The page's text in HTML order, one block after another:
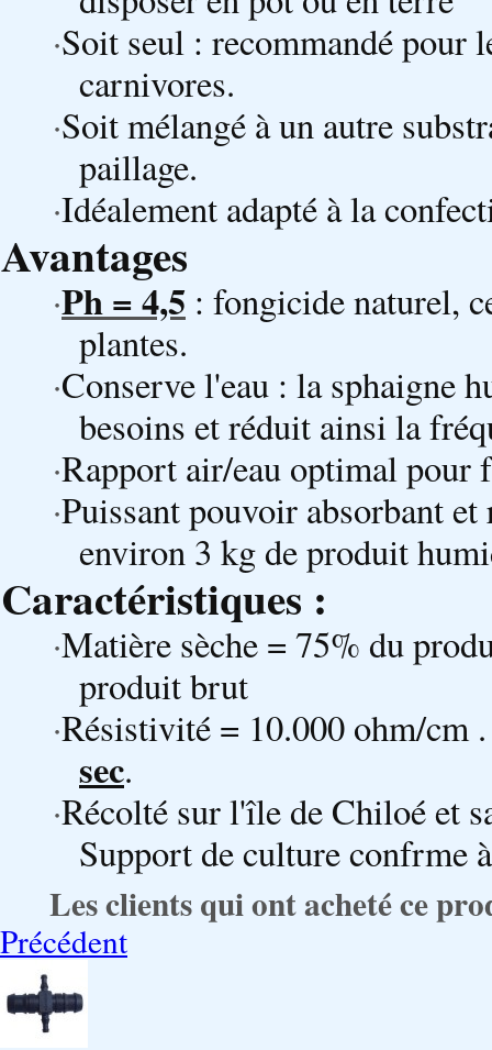
·Soit seul : recommandé pour
carnivores.
·Soit mélangé à un autre
paillage.
·Idéalement adapté à la
Avantages
·Ph = 4,5 : fongicide naturel,
plantes.
·Conserve l'eau : la sphaigne
besoins et réduit ainsi la
·Rapport air/eau optimal pour
·Puissant pouvoir absorbant
environ 3 kg de produit
Caractéristiques :
·Matière sèche = 75% du
produit brut
·Résistivité = 10.000 ohm/cm
sec.
·Récolté sur l'île de Chiloé et
Support de culture confrme
Les clients qui ont acheté ce
Précédent